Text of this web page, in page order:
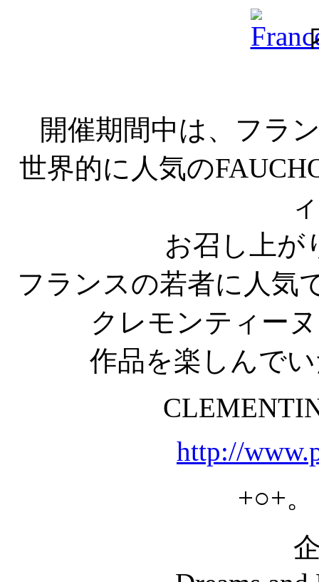
開催期間中は、フラ
世界的に人気の
ィ
お召し上が
フランスの若者に人気
クレモンティー
作品を楽しんで
http://
+○+